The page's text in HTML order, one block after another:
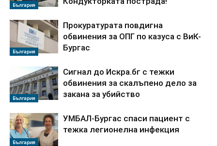
България
България
Прокуратурата повдигна
обвинения за ОПГ по казуса с ВиК-
Бургас
България
Сигнал до Искра.бг с тежки
обвинения за скалъпено дело за
закана за убийство
България
УМБАЛ-Бургас спаси пациент с
тежка легионелна инфекция